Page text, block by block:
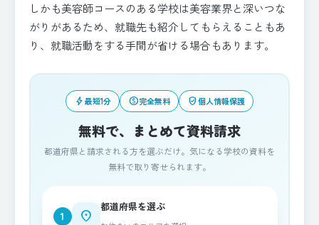
しかも美容師コースのある学校は美容業界と深いつな
がりがあるため、就職先も紹介してもらえることもあ
り、就職活動をする手間が省ける場合もあります。
bolt最短1分 paid完全無料 verified_user個人情報保護
無料で、まとめて資料請求
都道府県と請求される方を選ぶだけ。気になる学校の資料を
無料で取り寄せられます。
1 place
都道府県を選ぶ